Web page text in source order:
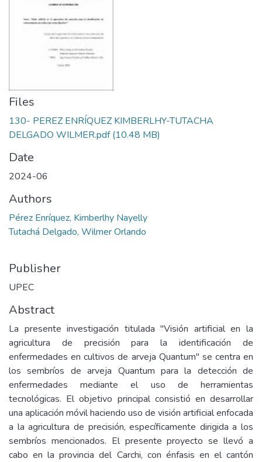
Files
130- PEREZ ENRÍQUEZ KIMBERLHY-TUTACHA
DELGADO WILMER.pdf(10.48 MB)
Date
2024-06
Authors
Pérez Enríquez, Kimberlhy Nayelly
Tutachá Delgado, Wilmer Orlando
Publisher
UPEC
Abstract
La presente investigación titulada "Visión artificial en la
agricultura de precisión para la identificación de
enfermedades en cultivos de arveja Quantum" se centra en
los sembríos de arveja Quantum para la detección de
enfermedades mediante el uso de herramientas
tecnológicas. El objetivo principal consistió en desarrollar
una aplicación móvil haciendo uso de visión artificial enfocada
a la agricultura de precisión, específicamente dirigida a los
sembríos mencionados. El presente proyecto se llevó a
cabo en la provincia del Carchi, con énfasis en el cantón